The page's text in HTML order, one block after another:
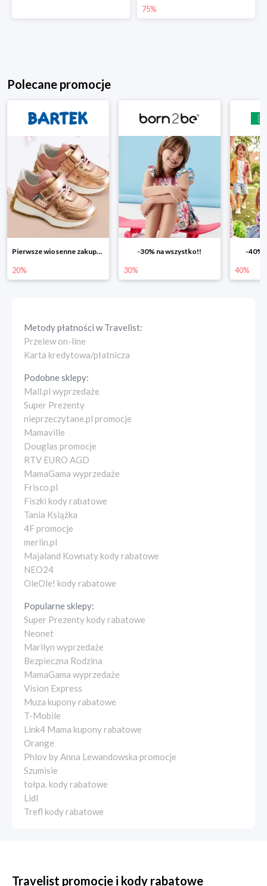
75%
Polecane promocje
-30% na wszystko!!
30%
-40% na drugą sztukę
40% 25%
Metody płatności wTravelist:
Przelew on-line
Karta kredytowa/płatnicza
Podobne sklepy:
Mall.pl wyprzedaże
Super Prezenty
nieprzeczytane.pl promocje
Mamaville
Douglas promocje
RTV EURO AGD
MamaGama wyprzedaże
Frisco.pl
Fiszki kody rabatowe
Tania Książka
4F promocje
merlin.pl
Majaland Kownaty kody rabatowe
NEO24
OleOle! kody rabatowe
Popularne sklepy:
Super Prezenty kody rabatowe
Neonet
Marilyn wyprzedaże
Bezpieczna Rodzina
MamaGama wyprzedaże
Vision Express
Muza kupony rabatowe
T-Mobile
Link4 Mama kupony rabatowe
Orange
Phlov by Anna Lewandowska promocje
Szumisie
tołpa. kody rabatowe
Lidl
Trefl kody rabatowe
Travelist promocje i kody rabatowe